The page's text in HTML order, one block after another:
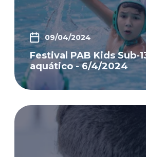
09/04/2024
Festival PAB Kids Sub-
aquático - 6/4/2024